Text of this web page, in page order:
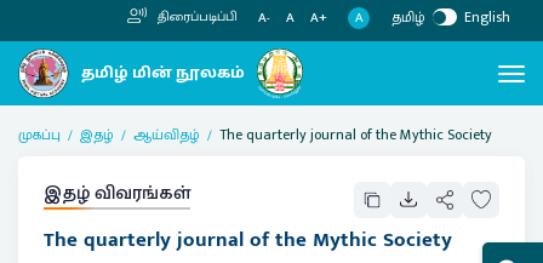
திரைப்படிப்பி A- A A+ A தமிழ் English
முகப்பு இதழ் ஆய்விதழ் The quarterly journal of the Mythic Society
இதழ் விவரங்கள்
The quarterly journal of the Mythic Society